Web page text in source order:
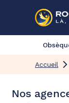
Accueil
Nos